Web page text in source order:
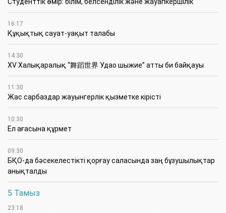
Студенттік өмір: білім, белсенділік және жауапкершілік
16:17
Құқықтық сауат-уақыт талабы
14:30
XV Халықаралық “舞蹈世界 Удао шыжие” атты би байқауы
11:30
Жас сарбаздар жауынгерлік қызметке кірісті
10:30
Ел ағасына құрмет
09:30
БҚО-да бәсекелестікті қорғау саласында заң бұзушылықтар
анықталды
5 Тамыз
23:18